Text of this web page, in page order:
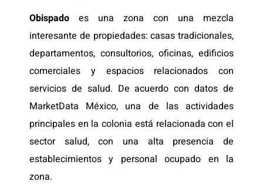
Obispado es una zona con una mezcla
interesante de propiedades: casas tradicionales,
departamentos, consultorios, oficinas, edificios
comerciales y espacios relacionados con
servicios de salud. De acuerdo con datos de
MarketData México, una de las actividades
principales en la colonia está relacionada con el
sector salud, con una alta presencia de
establecimientos y personal ocupado en la
zona.